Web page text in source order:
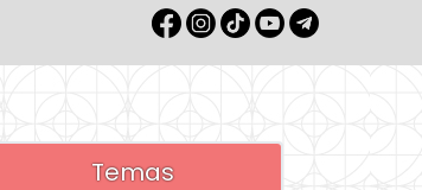
Temas